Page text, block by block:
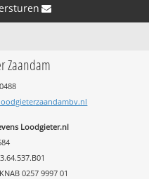
»
Zaandam
Loodgieter.nl
0257 9997 01